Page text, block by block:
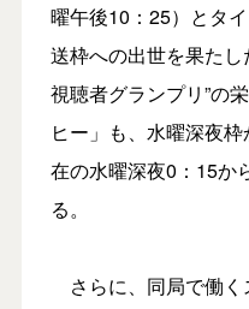
曜午後10：25）とタ
送枠への出世を果たし
視聴者グランプリ”の
ヒー」も、水曜深夜
在の水曜深夜0：15か
る。
さらに、同局で働く